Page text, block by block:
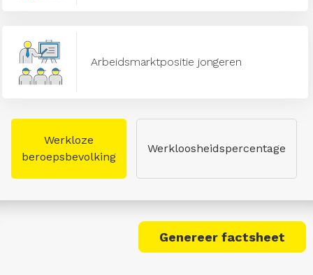
Arbeidsmarktpositie jongeren
Werkloze
beroepsbevolking
Werkloosheidspercentage
Genereer factsheet